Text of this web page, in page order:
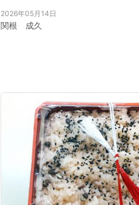
2026年05月14日
関根 成久